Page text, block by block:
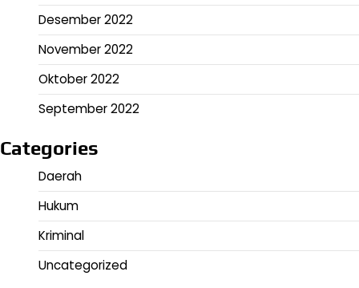
Desember 2022
November 2022
Oktober 2022
September 2022
Categories
Daerah
Hukum
Kriminal
Uncategorized